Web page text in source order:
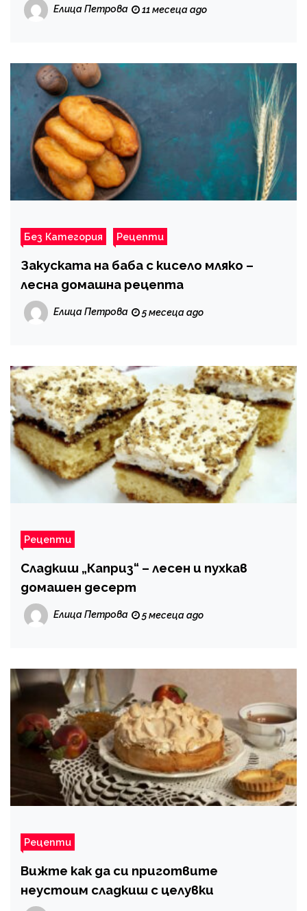
Елица Петрова 11 месеца ago
Без Категория Рецепти
Закуската на баба с кисело мляко –
лесна домашна рецепта
Елица Петрова 5 месеца ago
Рецепти
Сладкиш „Каприз“ – лесен и пухкав
домашен десерт
Елица Петрова 5 месеца ago
Рецепти
Вижте как да си приготвите
неустоим сладкиш с целувки